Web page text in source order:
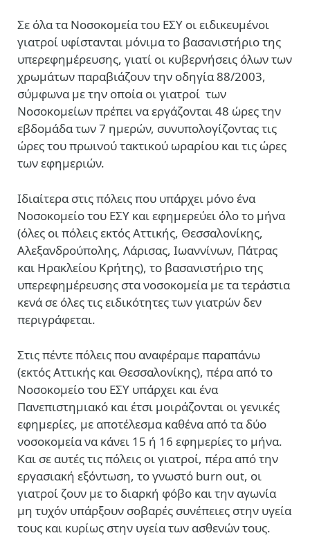
Σε όλα τα Νοσοκομεία του ΕΣΥ οι ειδικευμένοι
γιατροί υφίστανται μόνιμα το βασανιστήριο της
υπερεφημέρευσης, γιατί οι κυβερνήσεις όλων των
χρωμάτων παραβιάζουν την οδηγία 88/2003,
σύμφωνα με την οποία οι γιατροί των
Νοσοκομείων πρέπει να εργάζονται 48 ώρες την
εβδομάδα των 7 ημερών, συνυπολογίζοντας τις
ώρες του πρωινού τακτικού ωραρίου και τις ώρες
των εφημεριών.
Ιδιαίτερα στις πόλεις που υπάρχει μόνο ένα
Νοσοκομείο του ΕΣΥ και εφημερεύει όλο το μήνα
(όλες οι πόλεις εκτός Αττικής, Θεσσαλονίκης,
Αλεξανδρούπολης, Λάρισας, Ιωαννίνων, Πάτρας
και Ηρακλείου Κρήτης), το βασανιστήριο της
υπερεφημέρευσης στα νοσοκομεία με τα τεράστια
κενά σε όλες τις ειδικότητες των γιατρών δεν
περιγράφεται.
Στις πέντε πόλεις που αναφέραμε παραπάνω
(εκτός Αττικής και Θεσσαλονίκης), πέρα από το
Νοσοκομείο του ΕΣΥ υπάρχει και ένα
Πανεπιστημιακό και έτσι μοιράζονται οι γενικές
εφημερίες, με αποτέλεσμα καθένα από τα δύο
νοσοκομεία να κάνει 15 ή 16 εφημερίες το μήνα.
Και σε αυτές τις πόλεις οι γιατροί, πέρα από την
εργασιακή εξόντωση, το γνωστό burn out, οι
γιατροί ζουν με το διαρκή φόβο και την αγωνία
μη τυχόν υπάρξουν σοβαρές συνέπειες στην υγεία
τους και κυρίως στην υγεία των ασθενών τους.